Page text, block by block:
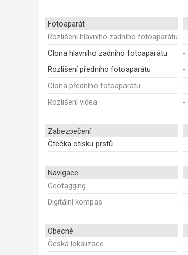
Fotoaparát
Rozlišení hlavního zadního fotoaparátu
-
Clona hlavního zadního fotoaparátu
-
Rozlišení předního fotoaparátu
-
Clona předního fotoaparátu
-
Rozlišení videa
-
Zabezpečení
Čtečka otisku prstů
-
Navigace
Geotagging
-
Digitální kompas
-
Obecné
Česká lokalizace
-